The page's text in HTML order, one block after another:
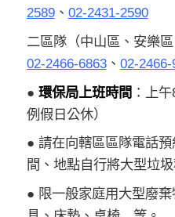
2589、 02-2431-2590
二區隊（中山區、安樂
02-2466-6863、 02-2466-
● 環保局上班時間 ：上
例假日公休）
● 請在向轄區區隊電話
間、地點自行將大型垃圾
● 限一般家庭用大型廢